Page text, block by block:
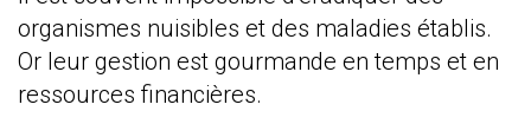
organismes nuisibles et des maladies établis.
Or leur gestion est gourmande en temps et en
ressources financières.